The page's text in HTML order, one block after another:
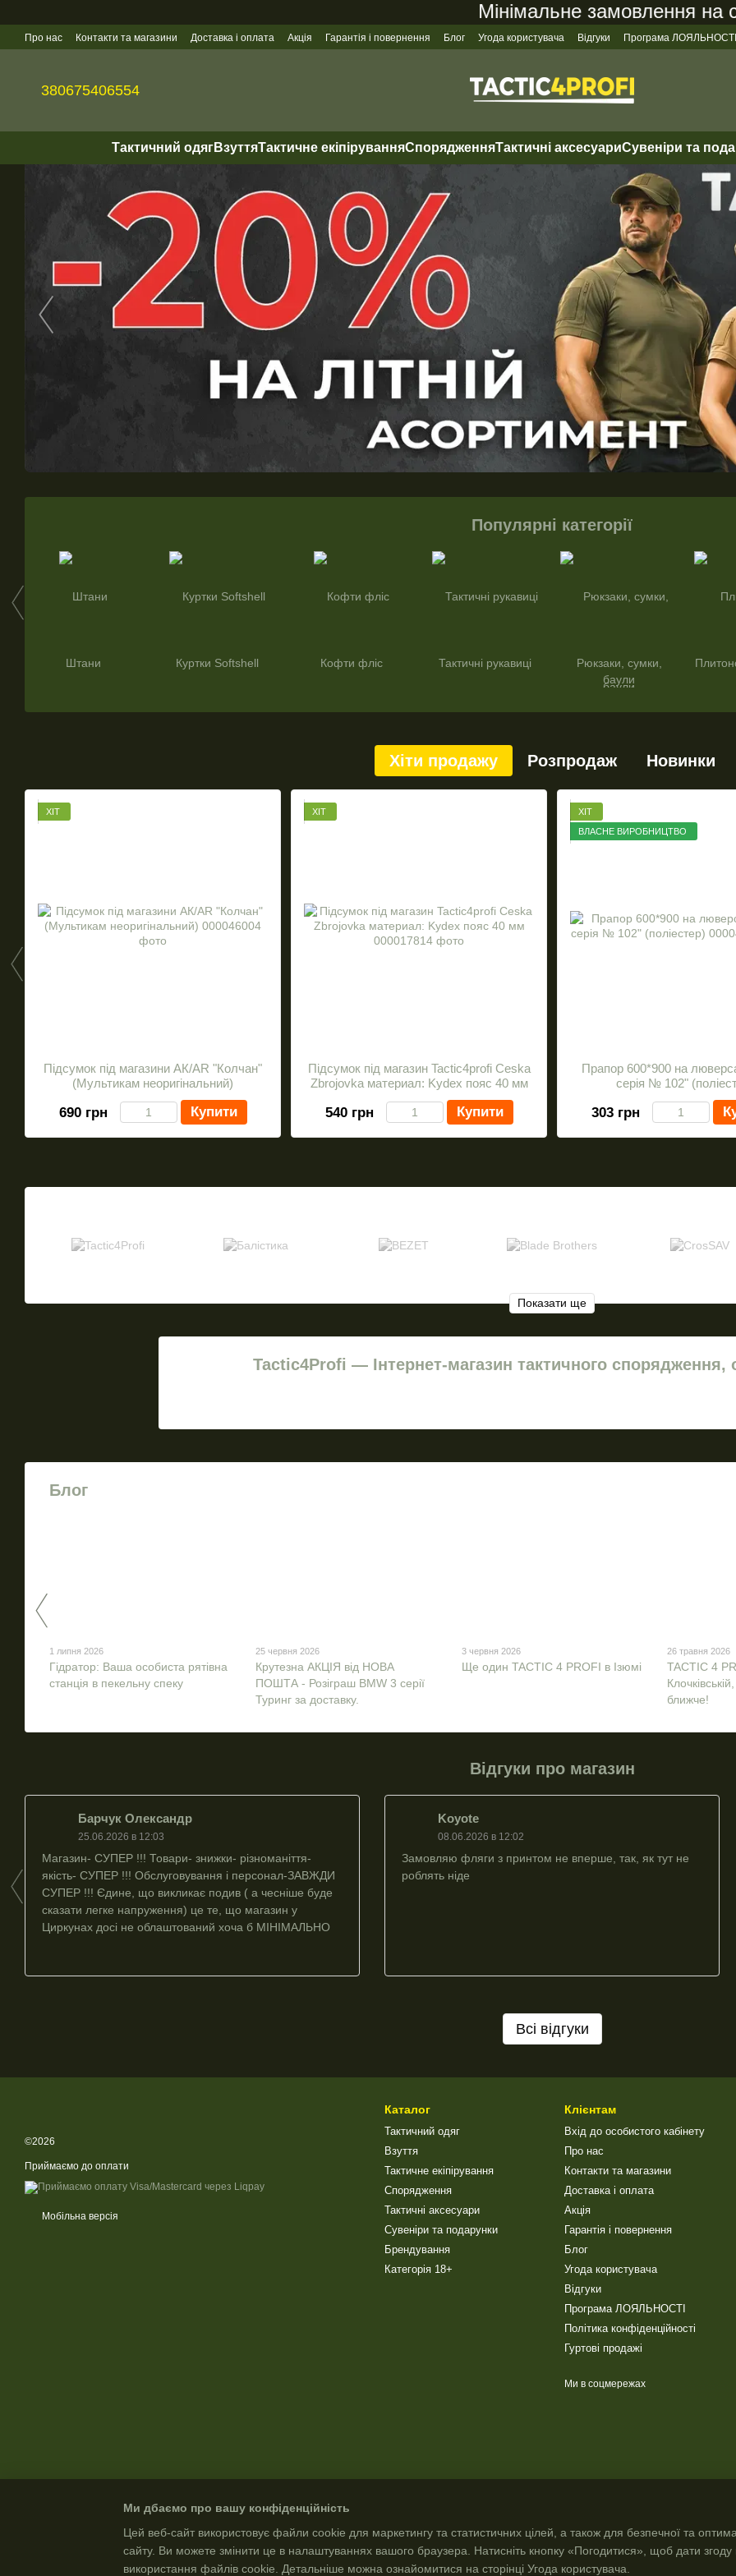
Мінімальне замовлення на сайті
Про нас Контакти та магазини Доставка і оплата Акція Гарантія і повернення Блог Угода користувача Відгуки Програма ЛОЯЛЬНОСТІ
380675406554
Тактичний одягВзуттяТактичне екіпіруванняСпорядженняТактичні аксесуариСувеніри та
Популярні категорії
Штани Куртки Softshell Кофти фліс Тактичні рукавиці
Рюкзаки, сумки,
баули
Хіти продажу Розпродаж Новинки
ХІТ
Підсумок під магазини АК/AR "Колчан"
(Мультикам неоригінальний)
690 грн Купити
ХІТ
Підсумок під магазин Tactic4profi Ceska
Zbrojovka материал: Kydex пояс 40 мм
540 грн Купити
ХІТ
ВЛАСНЕ ВИРОБНИЦТВО
Прапор 600*900 на
серія № 102"
303 грн
Показати ще
Tactic4Profi — Інтернет-магазин тактичного спорядження,
Блог
1 липня 2026
Гідратор: Ваша особиста рятівна
станція в пекельну спеку
25 червня 2026
Крутезна АКЦІЯ від НОВА
ПОШТА - Розіграш BMW 3 серії
Туринг за доставку.
3 червня 2026
Ще один TACTIC 4 PROFI в Ізюмі
26 травня 2026
TACTIC 4
ближче!
Відгуки про магазин
Барчук Олександр
25.06.2026 в 12:03
Магазин- СУПЕР !!! Товари- знижки- різноманіття-
якість- СУПЕР !!! Обслуговування і персонал-ЗАВЖДИ
СУПЕР !!! Єдине, що викликає подив ( а чесніше буде
сказати легке напруження) це те, що магазин у
Циркунах досі не облаштований хоча б МІНІМАЛЬНО
магазину спалені будинки і неодноразово уже були
Koyote
08.06.2026 в 12:02
Замовляю фляги з принтом не вперше, так, як тут не
роблять ніде
Всі відгуки
©2026
Приймаємо до оплати
Мобільна версія
Каталог
Тактичний одяг
Взуття
Тактичне екіпірування
Спорядження
Тактичні аксесуари
Сувеніри та подарунки
Брендування
Категорія 18+
Клієнтам
Вхід до особистого кабінету
Про нас
Контакти та магазини
Доставка і оплата
Акція
Гарантія і повернення
Блог
Угода користувача
Відгуки
Програма ЛОЯЛЬНОСТІ
Політика конфіденційності
Гуртові продажі
Ми в соцмережах
Ми дбаємо про вашу конфіденційність
Цей веб-сайт використовує файли cookie для маркетингу та статистичних цілей, а також для безпечної та
сайту. Ви можете змінити це в налаштуваннях вашого браузера. Натисніть кнопку «Погодитися», щоб дати згоду
використання файлів cookie. Детальніше можна ознайомитися на сторінці Угода користувача